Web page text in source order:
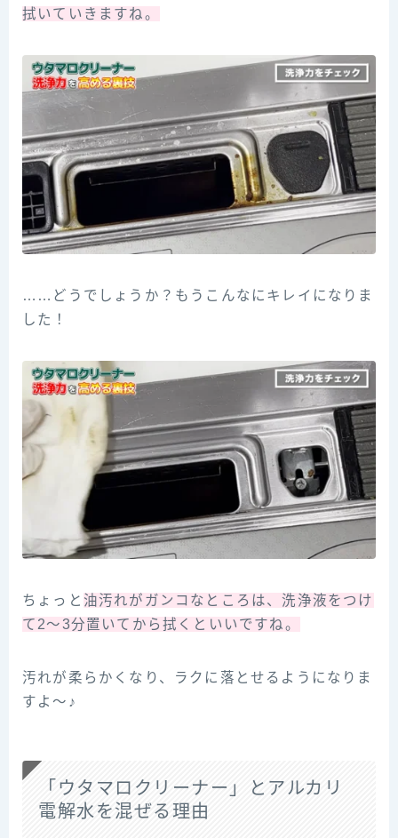
拭いていきますね。
……どうでしょうか？もうこんなにキレイになりま
した！
ちょっと 油汚れがガンコなところは、洗浄液をつけ
て2～3分置いてから拭くといいですね。
汚れが柔らかくなり、ラクに落とせるようになりま
すよ～♪
「ウタマロクリーナー」とアルカリ
電解水を混ぜる理由